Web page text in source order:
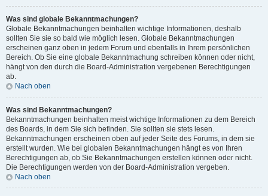
Was sind globale Bekanntmachungen?
Globale Bekanntmachungen beinhalten wichtige Informationen, deshalb
sollten Sie sie so bald wie möglich lesen. Globale Bekanntmachungen
erscheinen ganz oben in jedem Forum und ebenfalls in Ihrem persönlichen
Bereich. Ob Sie eine globale Bekanntmachung schreiben können oder nicht,
hängt von den durch die Board-Administration vergebenen Berechtigungen
ab.
Nach oben
Was sind Bekanntmachungen?
Bekanntmachungen beinhalten meist wichtige Informationen zu dem Bereich
des Boards, in dem Sie sich befinden. Sie sollten sie stets lesen.
Bekanntmachungen erscheinen oben auf jeder Seite des Forums, in dem sie
erstellt wurden. Wie bei globalen Bekanntmachungen hängt es von Ihren
Berechtigungen ab, ob Sie Bekanntmachungen erstellen können oder nicht.
Die Berechtigungen werden von der Board-Administration vergeben.
Nach oben